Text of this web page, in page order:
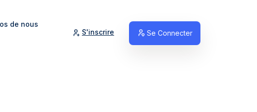
de nous
S'inscrire Se Connecter